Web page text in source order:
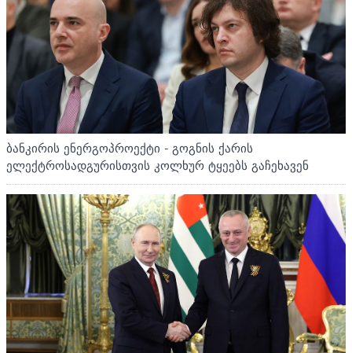
ბანკირის ენერგოპროექტი - გოგნის ქარის
ელექტროსადგურისთვის კოლხურ ტყეებს გაჩეხავენ